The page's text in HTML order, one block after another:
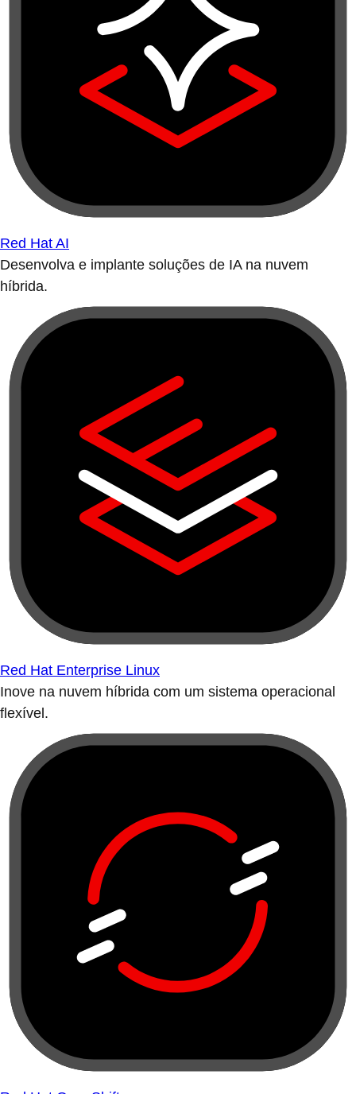
Red Hat AI
Desenvolva e implante soluções de IA na nuvem
híbrida.
Red Hat Enterprise Linux
Inove na nuvem híbrida com um sistema operacional
flexível.